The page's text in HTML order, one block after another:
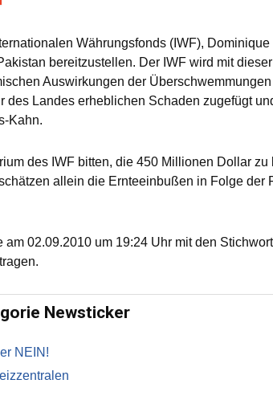
Währungsfonds (IWF),
bereitzustellen. Der IWF wird mit
Auswirkungen der
des Landes erheblichen Schaden zugefügt
Kahn.
des IWF bitten, die 450 Millionen Dollar
allein die Ernteeinbußen in Folge der
02.09.2010 um 19:24 Uhr mit den
Newsticker
NEIN!